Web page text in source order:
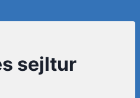
sejltur